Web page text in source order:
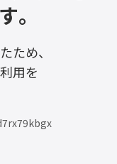
。
ため、
用を